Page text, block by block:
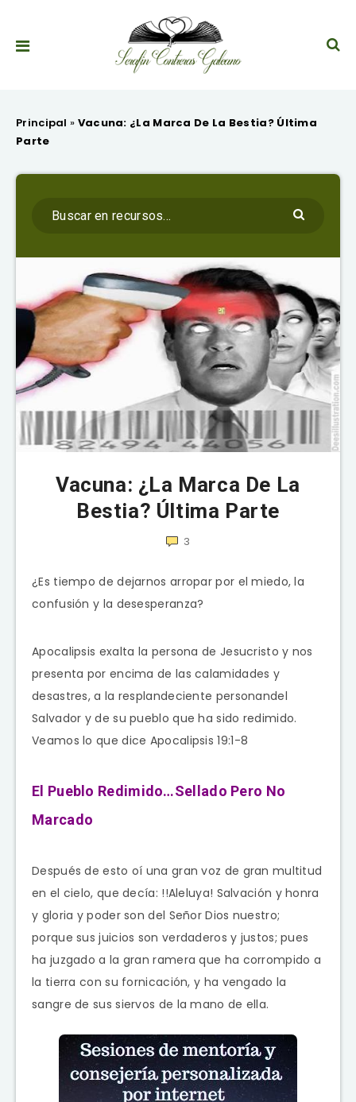
Principal » Vacuna: ¿La Marca De La Bestia? Última
Parte
Vacuna: ¿La Marca De La
Bestia? Última Parte
3
¿Es tiempo de dejarnos arropar por el miedo, la
confusión y la desesperanza?
Apocalipsis exalta la persona de Jesucristo y nos
presenta por encima de las calamidades y
desastres, a la resplandeciente personandel
Salvador y de su pueblo que ha sido redimido.
Veamos lo que dice Apocalipsis 19:1-8
El Pueblo Redimido…Sellado Pero No
Marcado
Después de esto oí una gran voz de gran multitud
en el cielo, que decía: !!Aleluya! Salvación y honra
y gloria y poder son del Señor Dios nuestro;
porque sus juicios son verdaderos y justos; pues
ha juzgado a la gran ramera que ha corrompido a
la tierra con su fornicación, y ha vengado la
sangre de sus siervos de la mano de ella.